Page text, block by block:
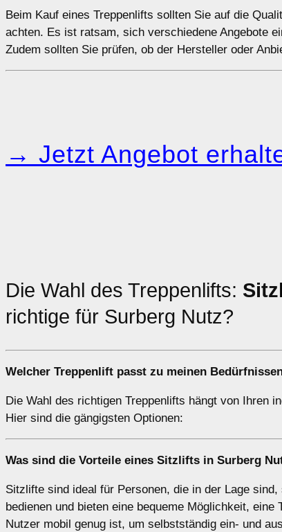
Beim Kauf eines Treppenlifts sollten Sie auf die
achten. Es ist ratsam, sich verschiedene Angebote
Zudem sollten Sie prüfen, ob der Hersteller oder
→ Jetzt Angebot
Die Wahl des Treppenlifts:
richtige für Surberg Nutz?
Welcher Treppenlift passt zu meinen
Die Wahl des richtigen Treppenlifts hängt von Ihren
Hier sind die gängigsten Optionen:
Was sind die Vorteile eines Sitzlifts in Surberg
Sitzlifte sind ideal für Personen, die in der Lage
bedienen und bieten eine bequeme Möglichkeit,
Nutzer mobil genug ist, um selbstständig ein- und